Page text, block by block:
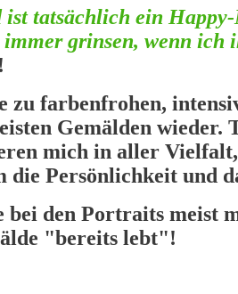
tatsächlich ein Happy-
immer grinsen, wenn ich
zu farbenfrohen,
Gemälden wieder.
mich in aller
die Persönlichkeit und
bei den Portraits meist
"bereits lebt"!